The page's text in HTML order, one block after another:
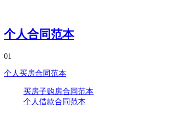
个人合同范本
01
个人买房合同范本
买房子购房合同范本
个人借款合同范本